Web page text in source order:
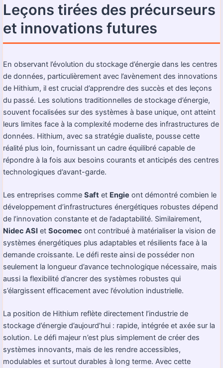
Leçons tirées des précurseurs
et innovations futures
En observant l’évolution du stockage d’énergie dans les centres
de données, particulièrement avec l’avènement des innovations
de Hithium, il est crucial d’apprendre des succès et des leçons
du passé. Les solutions traditionnelles de stockage d’énergie,
souvent focalisées sur des systèmes à base unique, ont atteint
leurs limites face à la complexité moderne des infrastructures de
données. Hithium, avec sa stratégie dualiste, pousse cette
réalité plus loin, fournissant un cadre équilibré capable de
répondre à la fois aux besoins courants et anticipés des centres
technologiques d’avant-garde.
Les entreprises comme Saft et Engie ont démontré combien le
développement d’infrastructures énergétiques robustes dépend
de l’innovation constante et de l’adaptabilité. Similairement,
Nidec ASI et Socomec ont contribué à matérialiser la vision de
systèmes énergétiques plus adaptables et résilients face à la
demande croissante. Le défi reste ainsi de posséder non
seulement la longueur d’avance technologique nécessaire, mais
aussi la flexibilité d’ancrer des systèmes robustes qui
s’élargissent efficacement avec l’évolution industrielle.
La position de Hithium reflète directement l’industrie de
stockage d’énergie d’aujourd’hui : rapide, intégrée et axée sur la
solution. Le défi majeur n’est plus simplement de créer des
systèmes innovants, mais de les rendre accessibles,
modulables et surtout durables à long terme. Avec cette